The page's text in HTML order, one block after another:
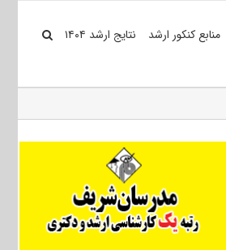
منابع کنکور ارشد نتایج ارشد ۱۴۰۴